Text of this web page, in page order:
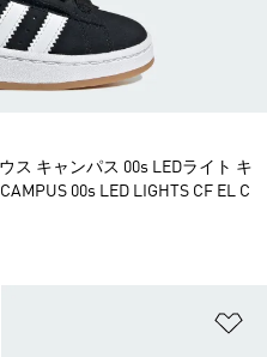
ス キャンパス 00s LEDライト キ
00s LED LIGHTS CF EL C